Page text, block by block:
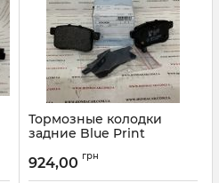
Тормозные колодки
задние Blue Print
Артикул: ADH24281
924,00 грн